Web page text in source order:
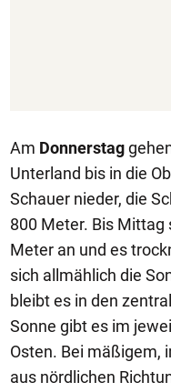
Am Donnerstag
Unterland bis in die
Schauer nieder, die
800 Meter. Bis Mittag
Meter an und es
sich allmählich die
bleibt es in den
Sonne gibt es im
Osten. Bei mäßigem,
aus nördlichen